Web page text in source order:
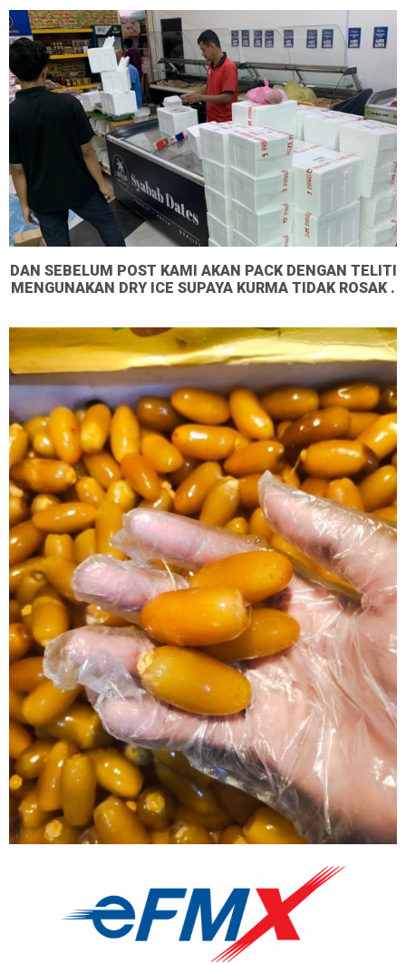
DAN SEBELUM POST KAMI AKAN PACK DENGAN TELITI
MENGUNAKAN DRY ICE SUPAYA KURMA TIDAK ROSAK .